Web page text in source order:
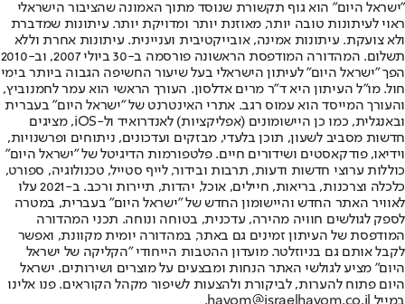
"ישראל היום" הוא גוף תקשורת שנוסד מתוך האמונה שהציבור הישראלי
ראוי לעיתונות טובה יותר, מאוזנת יותר ומדויקת יותר. עיתונות שמדברת
ולא צועקת. עיתונות אמינה, אובייקטיבית ועניינית. עיתונות אחרת וללא
תשלום. המהדורה המודפסת הראשונה פורסמה ב-30 ביולי 2007, וב-2010
הפך "ישראל היום" לעיתון הישראלי בעל שיעור החשיפה הגבוה ביותר בימי
חול. מו"ל העיתון היא ד"ר מרים אדלסון. העורך הראשי הוא עמר לחמנוביץ,
והעורך המייסד הוא עמוס רגב. אתרי האינטרנט של "ישראל היום" בעברית
ובאנגלית, כמו כן היישומונים (אפליקציות) לאנדרואיד ול-iOS, מציגים
חדשות מסביב לשעון, תוכן בלעדי, מבזקים ועדכונים, ניתוחים ופרשנויות,
וידיאו, פודקאסטים ושידורים חיים. פלטפורמות הדיגיטל של "ישראל היום"
כוללות ערוצי חדשות ודעות, תרבות ובידור, לייף סטייל, טכנולוגיה, ספורט,
כלכלה וצרכנות, בריאות, חיילים, אוכל, יהדות, תיירות ורכב. ב-2021 עלו
לאוויר האתר החדש והיישומון החדש של "ישראל היום" בעברית, במטרה
לספק לגולשים חוויה מהירה, עדכנית, בטוחה ונוחה. תכני המהדורה
המודפסת של העיתון זמינים גם באתר, במהדורה יומית מקוונת, ואפשר
לקבל אותם גם בניוזלטר. מועדון ההטבות הייחודי "הקליקה של ישראל
היום" מציע לגולשי האתר הנחות ומבצעים על מוצרים ושירותים. ישראל
היום פתוח להערות, לביקורת ולהצעות לשיפור מקהל הקוראים. פנו אלינו